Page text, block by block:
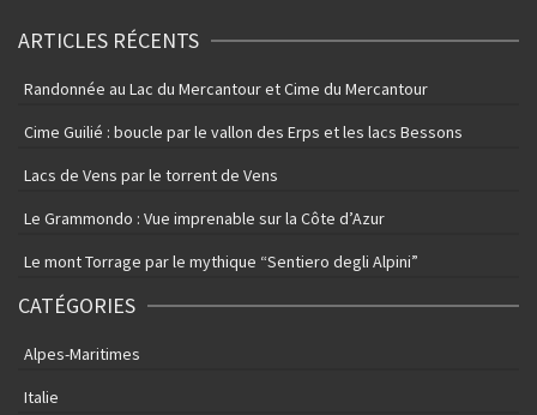
ARTICLES RÉCENTS
Randonnée au Lac du Mercantour et Cime du Mercantour
Cime Guilié : boucle par le vallon des Erps et les lacs Bessons
Lacs de Vens par le torrent de Vens
Le Grammondo : Vue imprenable sur la Côte d’Azur
Le mont Torrage par le mythique “Sentiero degli Alpini”
CATÉGORIES
Alpes-Maritimes
Italie